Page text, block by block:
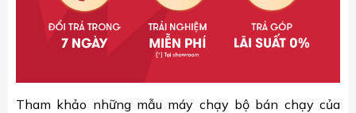
Tham khảo những mẫu máy chạy bộ bán chạy của